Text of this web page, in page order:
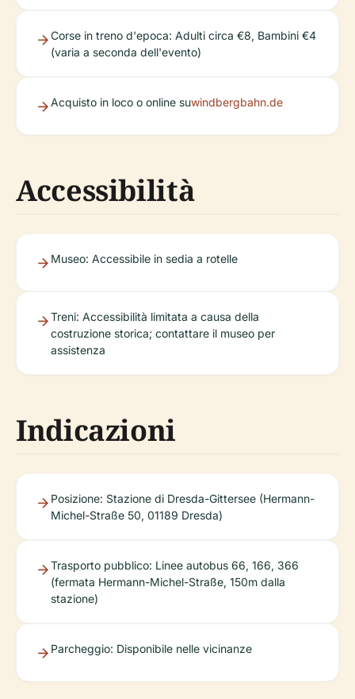
Corse in treno d'epoca: Adulti circa €8, Bambini €4
(varia a seconda dell'evento)
Acquisto in loco o online suwindbergbahn.de
Accessibilità
Museo: Accessibile in sedia a rotelle
Treni: Accessibilità limitata a causa della
costruzione storica; contattare il museo per
assistenza
Indicazioni
Posizione: Stazione di Dresda-Gittersee (Hermann-
Michel-Straße 50, 01189 Dresda)
Trasporto pubblico: Linee autobus 66, 166, 366
(fermata Hermann-Michel-Straße, 150m dalla
stazione)
Parcheggio: Disponibile nelle vicinanze